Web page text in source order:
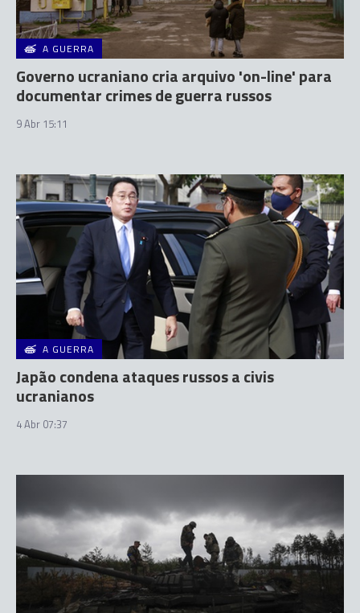
A GUERRA
Governo ucraniano cria arquivo 'on-line' para
documentar crimes de guerra russos
9 Abr 15:11
A GUERRA
Japão condena ataques russos a civis
ucranianos
4 Abr 07:37